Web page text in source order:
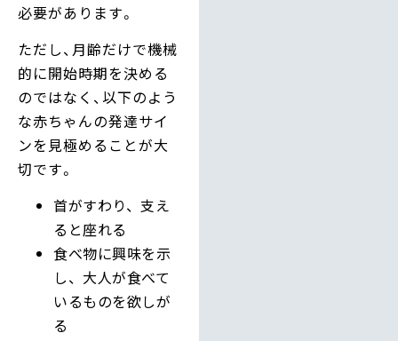
必要があります。
ただし、月齢だけで機械
的に開始時期を決める
のではなく、以下のよう
な赤ちゃんの発達サイ
ンを見極めることが大
切です。
首がすわり、支え
ると座れる
食べ物に興味を示
し、大人が食べて
いるものを欲しが
る